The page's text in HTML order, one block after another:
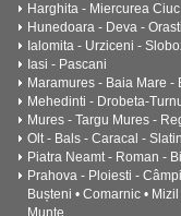
Harghita - Miercurea
Hunedoara - Deva -
Ialomita - Urziceni -
Iasi - Pascani
Maramures - Baia Mare
Mehedinti - Drobeta-
Mures - Targu Mures -
Olt - Bals - Caracal -
Piatra Neamt - Roman -
Prahova - Ploiesti -
Bușteni • Comarnic •
Munte